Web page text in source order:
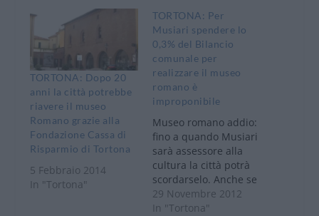
TORTONA: Dopo 20
anni la città potrebbe
riavere il museo
Romano grazie alla
Fondazione Cassa di
Risparmio di Tortona
5 Febbraio 2014
In "Tortona"
TORTONA: Per
Musiari spendere lo
0,3% del Bilancio
comunale per
realizzare il museo
romano è
improponibile
Museo romano addio:
fino a quando Musiari
sarà assessore alla
cultura la città potrà
scordarselo. Anche se
le origini di Tortona
risalgono ad oltre
29 Novembre 2012
In "Tortona"